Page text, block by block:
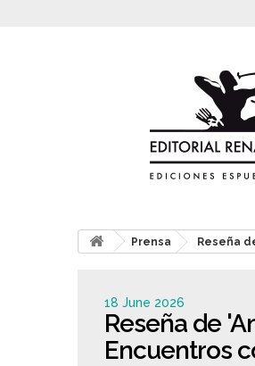
Prensa Reseña
18 June 2026
Reseña de
Encuentros